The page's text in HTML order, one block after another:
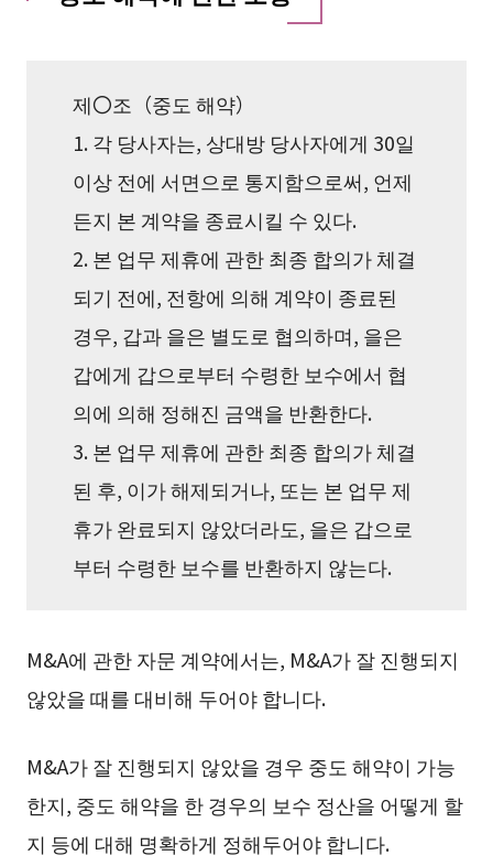
제〇조（중도 해약）
1. 각 당사자는, 상대방 당사자에게 30일
이상 전에 서면으로 통지함으로써, 언제
든지 본 계약을 종료시킬 수 있다.
2. 본 업무 제휴에 관한 최종 합의가 체결
되기 전에, 전항에 의해 계약이 종료된
경우, 갑과 을은 별도로 협의하며, 을은
갑에게 갑으로부터 수령한 보수에서 협
의에 의해 정해진 금액을 반환한다.
3. 본 업무 제휴에 관한 최종 합의가 체결
된 후, 이가 해제되거나, 또는 본 업무 제
휴가 완료되지 않았더라도, 을은 갑으로
부터 수령한 보수를 반환하지 않는다.
M&A에 관한 자문 계약에서는, M&A가 잘 진행되지
않았을 때를 대비해 두어야 합니다.
M&A가 잘 진행되지 않았을 경우 중도 해약이 가능
한지, 중도 해약을 한 경우의 보수 정산을 어떻게 할
지 등에 대해 명확하게 정해두어야 합니다.